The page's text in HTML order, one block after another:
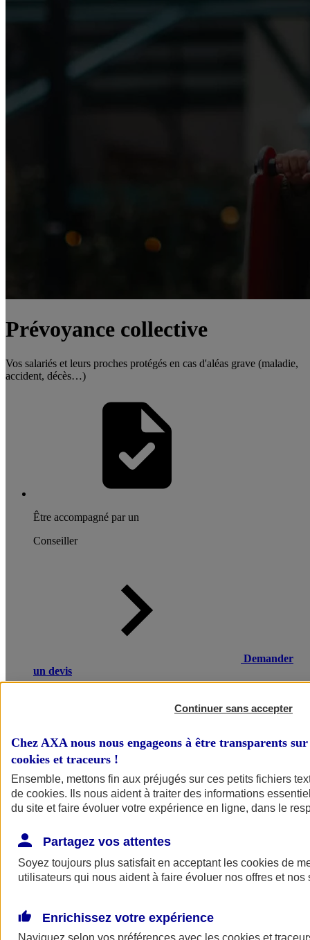
Prévoyance collective
Vos salariés et leurs proches protégés en cas d'aléas grave (maladie,
accident, décès…)
Être accompagné par un
Conseiller
Demander
un devis
invalidité ou un décès, peut avoir de lourdes conséquences
revenus et verse un capital à la famille en cas de décès.
prévoyance collective
POURQUOI CHOISIR AXA
Continuer sans accepter
Chez AXA nous nous engageons à être transparents
cookies et traceurs !
Ensemble, mettons fin aux préjugés sur ces petits fichiers
de cookies. Ils nous aident à traiter des informations
du site et faire évoluer votre expérience en ligne, dans le
Partagez vos attentes
Soyez toujours plus satisfait en acceptant les cookies de
utilisateurs qui nous aident à faire évoluer nos offres et nos
Enrichissez votre expérience